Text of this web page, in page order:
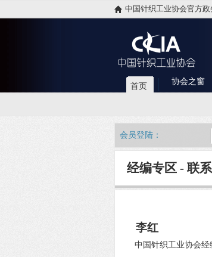
中国针织工业协会官方政
首页
协会之窗
会员登陆：
经编专区 - 联
李红
中国针织工业协会经